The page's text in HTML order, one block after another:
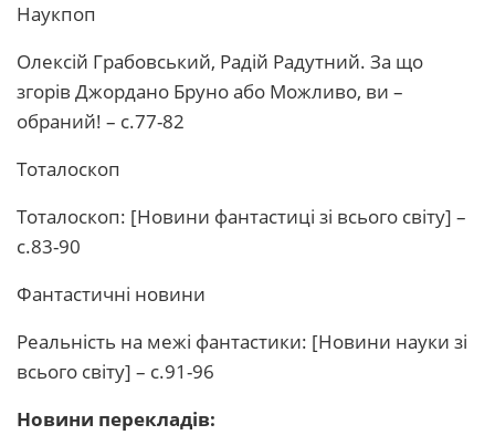
Наукпоп
Олексій Грабовський, Радій Радутний. За що
згорів Джордано Бруно або Можливо, ви –
обраний! – с.77-82
Тоталоскоп
Тоталоскоп: [Новини фантастиці зі всього світу] –
с.83-90
Фантастичні новини
Реальність на межі фантастики: [Новини науки зі
всього світу] – с.91-96
Новини перекладів: